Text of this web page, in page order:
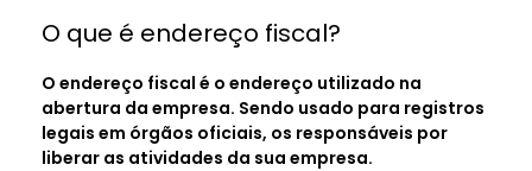
O que é endereço fiscal?
O endereço fiscal é o endereço utilizado na
abertura da empresa. Sendo usado para registros
legais em órgãos oficiais, os responsáveis por
liberar as atividades da sua empresa.